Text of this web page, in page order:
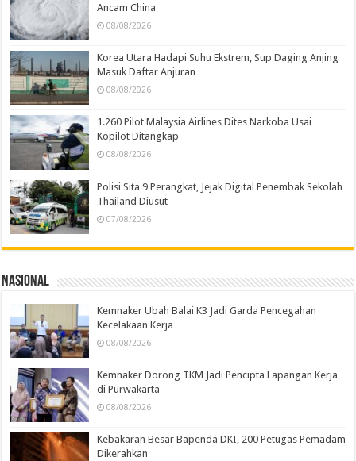
Ancam China
08/08/2026
Korea Utara Hadapi Suhu Ekstrem, Sup Daging Anjing
Masuk Daftar Anjuran
08/08/2026
1.260 Pilot Malaysia Airlines Dites Narkoba Usai
Kopilot Ditangkap
08/08/2026
Polisi Sita 9 Perangkat, Jejak Digital Penembak Sekolah
Thailand Diusut
07/08/2026
Nasional
Kemnaker Ubah Balai K3 Jadi Garda Pencegahan
Kecelakaan Kerja
08/08/2026
Kemnaker Dorong TKM Jadi Pencipta Lapangan Kerja
di Purwakarta
08/08/2026
Kebakaran Besar Bapenda DKI, 200 Petugas Pemadam
Dikerahkan